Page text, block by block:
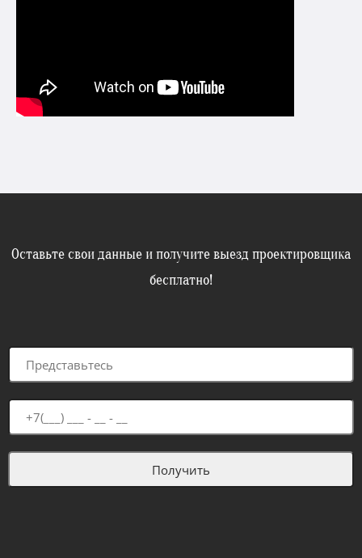
Оставьте свои данные и получите выезд проектировщика
бесплатно!